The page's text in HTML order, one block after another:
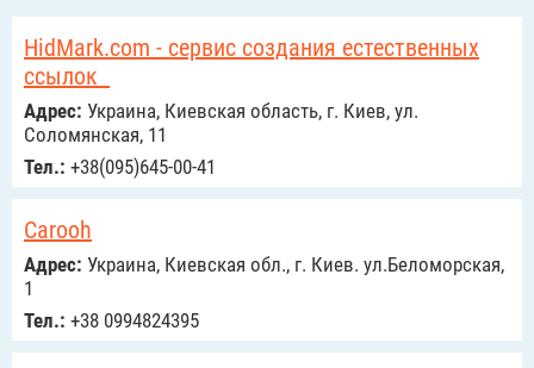
HidMark.com - сервис создания естественных
ссылок
Адрес: Украина, Киевская область, г. Киев, ул.
Соломянская, 11
Тел.: +38(095)645-00-41
Carooh
Адрес: Украина, Киевская обл., г. Киев. ул.Беломорская,
1
Тел.: +38 0994824395